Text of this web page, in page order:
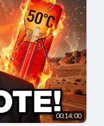
00:14:00